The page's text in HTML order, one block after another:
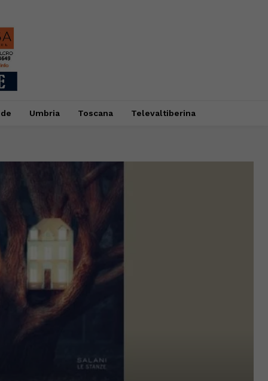
Umbria Toscana Televaltiberina